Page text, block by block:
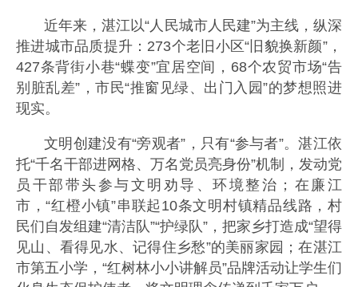
近年来，湛江以“人民城市人民建”为主线，纵深
推进城市品质提升：273个老旧小区“旧貌换新颜”，
427条背街小巷“蝶变”宜居空间，68个农贸市场“告
别脏乱差”，市民“推窗见绿、出门入园”的梦想照进
现实。
文明创建没有“旁观者”，只有“参与者”。湛江依
托“千名干部进网格、万名党员亮身份”机制，发动党
员干部带头参与文明劝导、环境整治；在廉江
市，“红橙小镇”串联起10条文明村镇精品线路，村
民们自发组建“清洁队”“护绿队”，把家乡打造成“望得
见山、看得见水、记得住乡愁”的美丽家园；在湛江
市第五小学，“红树林小小讲解员”品牌活动让学生们